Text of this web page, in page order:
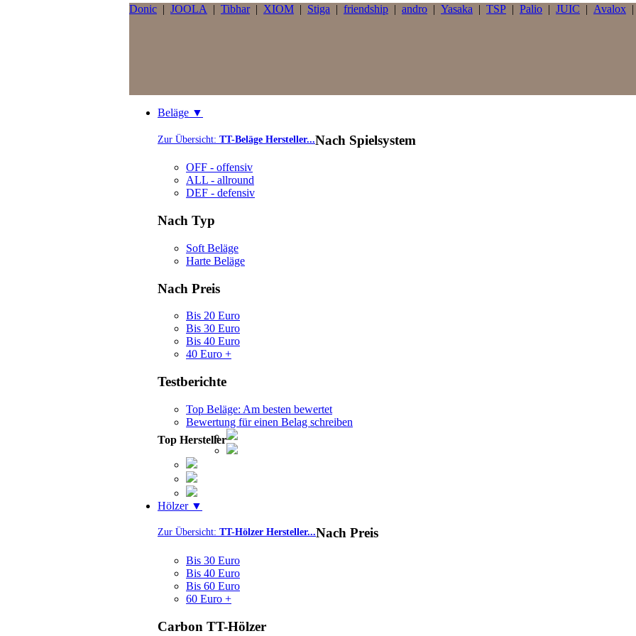
Donic | JOOLA | Tibhar| XIOM | Stiga | friendship | andro | Yasaka | TSP | Palio | JUIC | Avalox |
Beläge ▼
Zur Übersicht: TT-Beläge Hersteller...Nach Spielsystem
OFF - offensiv
ALL - allround
DEF - defensiv
Nach Typ
Soft Beläge
Harte Beläge
Nach Preis
Bis 20 Euro
Bis 30 Euro
Bis 40 Euro
40 Euro +
Testberichte
Top Beläge: Am besten bewertet
Bewertung für einen Belag schreiben
Top Hersteller
Hölzer ▼
Zur Übersicht: TT-Hölzer Hersteller...Nach Preis
Bis 30 Euro
Bis 40 Euro
Bis 60 Euro
60 Euro +
Carbon TT-Hölzer